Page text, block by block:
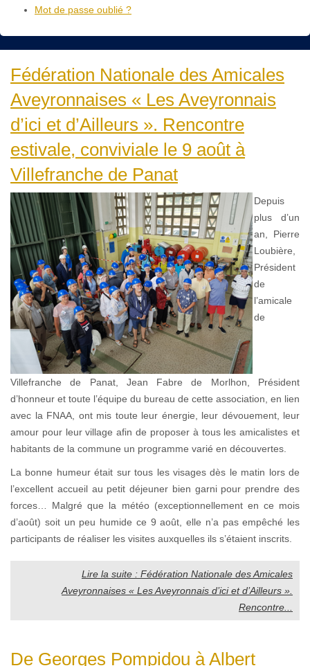
Mot de passe oublié ?
Fédération Nationale des Amicales
Aveyronnaises « Les Aveyronnais
d’ici et d’Ailleurs ». Rencontre
estivale, conviviale le 9 août à
Villefranche de Panat
Depuis
plus d’un
an, Pierre
Loubière,
Président
de
l’amicale
de
Villefranche de Panat, Jean Fabre de Morlhon, Président
d’honneur et toute l’équipe du bureau de cette association, en lien
avec la FNAA, ont mis toute leur énergie, leur dévouement, leur
amour pour leur village afin de proposer à tous les amicalistes et
habitants de la commune un programme varié en découvertes.
La bonne humeur était sur tous les visages dès le matin lors de
l’excellent accueil au petit déjeuner bien garni pour prendre des
forces… Malgré que la météo (exceptionnellement en ce mois
d’août) soit un peu humide ce 9 août, elle n’a pas empêché les
participants de réaliser les visites auxquelles ils s’étaient inscrits.
Lire la suite : Fédération Nationale des Amicales
Aveyronnaises « Les Aveyronnais d’ici et d’Ailleurs ».
Rencontre...
De Georges Pompidou à Albert